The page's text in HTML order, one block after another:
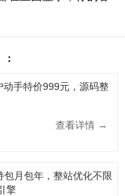
手特价999元，源码整
查看详情 →
包月包年，整站优化不限
擎